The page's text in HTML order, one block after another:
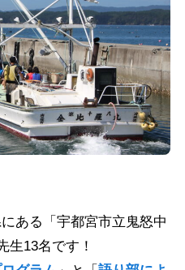
ある「宇都宮市立鬼怒中
生13名です！